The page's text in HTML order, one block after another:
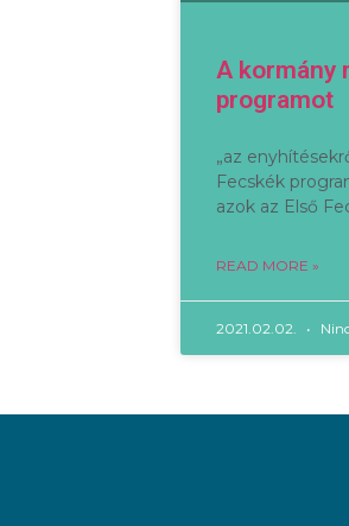
A kormány
programot
„az
Fecskék
azok az Első
READ MORE »
2021.02.02.